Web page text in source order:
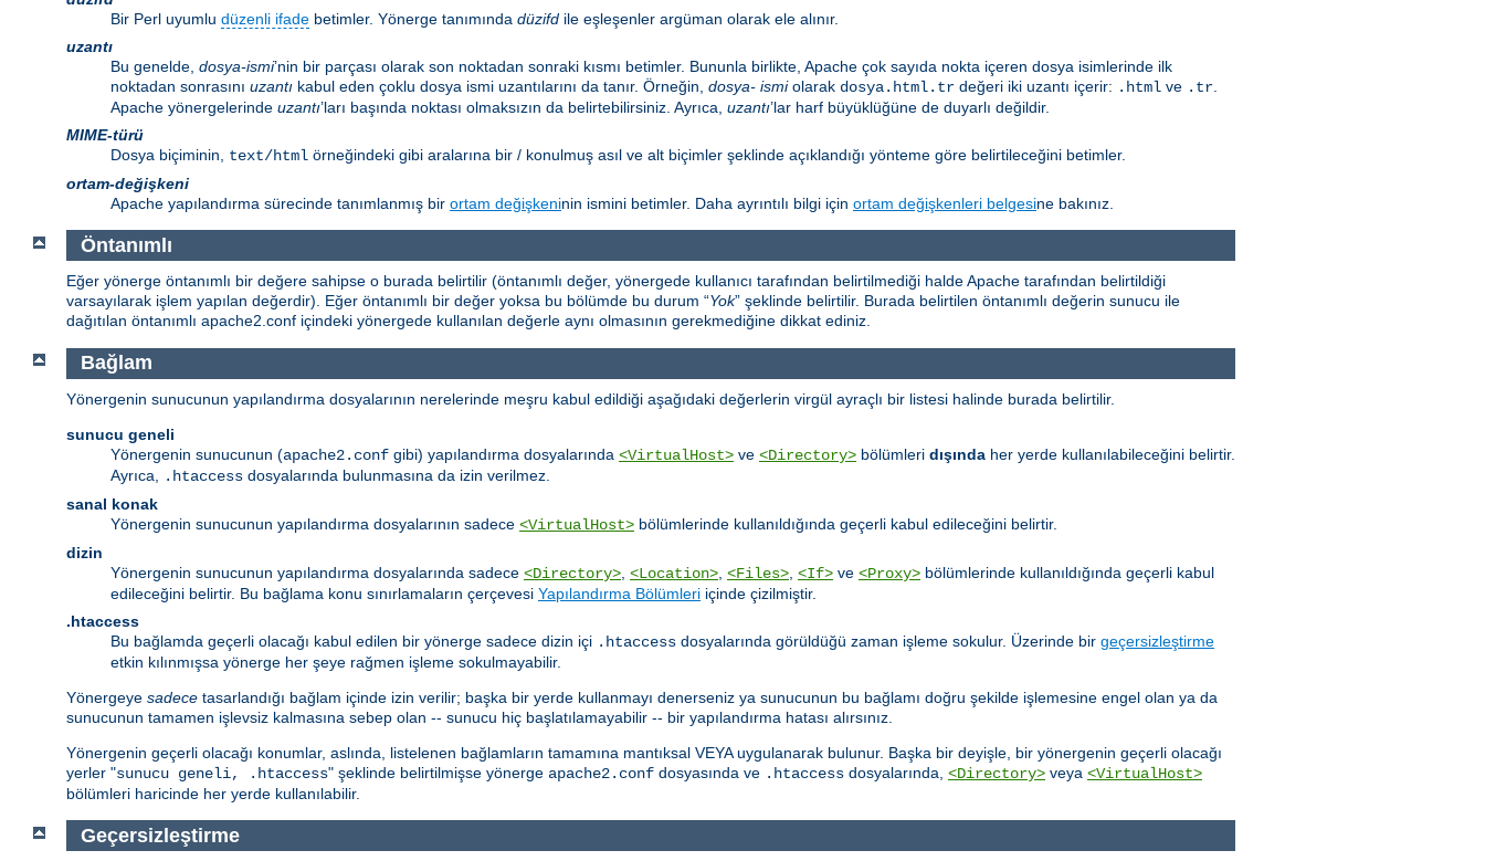
Bir Perl uyumlu düzenli ifade betimler. Yönerge tanımında düzifd ile eşleşenler argüman olarak ele alınır.
uzantı
Bu genelde, dosya-ismi’nin bir parçası olarak son noktadan sonraki kısmı betimler. Bununla birlikte, Apache çok sayıda nokta içeren dosya isimlerinde ilk
noktadan sonrasını uzantı kabul eden çoklu dosya ismi uzantılarını da tanır. Örneğin, dosya- ismiolarak dosya.html.tr değeri iki uzantı içerir: .html ve .tr
Apache yönergelerinde uzantı’ları başında noktası olmaksızın da belirtebilirsiniz. Ayrıca, uzantı’lar harf büyüklüğüne de duyarlı değildir.
MIME-türü
Dosya biçiminin, text/html örneğindeki gibi aralarına bir / konulmuş asıl ve alt biçimler şeklinde açıklandığı yönteme göre belirtileceğini betimler.
ortam-değişkeni
Apache yapılandırma sürecinde tanımlanmış bir ortam değişkeninin ismini betimler. Daha ayrıntılı bilgi için ortam değişkenleri belgesine bakınız.
Öntanımlı
Eğer yönerge öntanımlı bir değere sahipse o burada belirtilir (öntanımlı değer, yönergede kullanıcı tarafından belirtilmediği halde Apache tarafından belirtildiği
varsayılarak işlem yapılan değerdir). Eğer öntanımlı bir değer yoksa bu bölümde bu durum “Yok” şeklinde belirtilir. Burada belirtilen öntanımlı değerin sunucu ile
dağıtılan öntanımlı apache2.conf içindeki yönergede kullanılan değerle aynı olmasının gerekmediğine dikkat ediniz.
Bağlam
Yönergenin sunucunun yapılandırma dosyalarının nerelerinde meşru kabul edildiği aşağıdaki değerlerin virgül ayraçlı bir listesi halinde burada belirtilir.
sunucu geneli
Yönergenin sunucunun (apache2.conf gibi) yapılandırma dosyalarında <VirtualHost> ve <Directory> bölümleri dışında her yerde kullanılabileceğini belirtir.
Ayrıca,
.htaccess dosyalarında bulunmasına da izin verilmez.
sanal konak
Yönergenin sunucunun yapılandırma dosyalarının sadece <VirtualHost> bölümlerinde kullanıldığında geçerli kabul edileceğini belirtir.
dizin
Yönergenin sunucunun yapılandırma dosyalarında sadece <Directory> <Location> <Files> <If> ve <Proxy> bölümlerinde kullanıldığında geçerli kabul
edileceğini belirtir. Bu bağlama konu sınırlamaların çerçevesi Yapılandırma Bölümleri içinde çizilmiştir.
.htaccess
Bu bağlamda geçerli olacağı kabul edilen bir yönerge sadece dizin içi .htaccess dosyalarında görüldüğü zaman işleme sokulur. Üzerinde bir geçersizleştirme
etkin kılınmışsa yönerge her şeye rağmen işleme sokulmayabilir.
Yönergeye sadece tasarlandığı bağlam içinde izin verilir; başka bir yerde kullanmayı denerseniz ya sunucunun bu bağlamı doğru şekilde işlemesine engel olan ya da
sunucunun tamamen işlevsiz kalmasına sebep olan -- sunucu hiç başlatılamayabilir -- bir yapılandırma hatası alırsınız.
Yönergenin geçerli olacağı konumlar, aslında, listelenen bağlamların tamamına mantıksal VEYA uygulanarak bulunur. Başka bir deyişle, bir yönergenin geçerli olacağı
yerler "sunucu geneli, .htaccess" şeklinde belirtilmişse yönerge apache2.conf dosyasında ve .htaccess dosyalarında, <Directory> veya <VirtualHost>
bölümleri haricinde her yerde kullanılabilir.
Geçersizleştirme